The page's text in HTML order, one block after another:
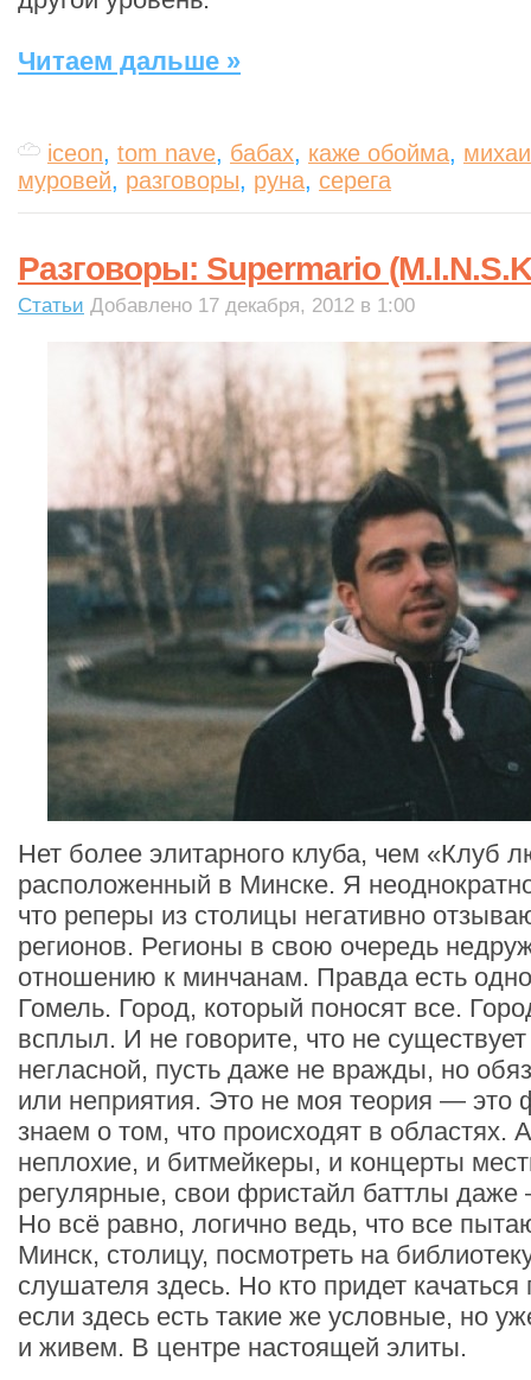
Читаем дальше »
iceon, tom nave, бабах, каже обойма,
муровей, разговоры, руна, серега
Разговоры: Supermario
Статьи Добавлено 17 декабря, 2012 в 1:00
Нет более элитарного клуба, чем «Клуб
расположенный в Минске. Я
что реперы из столицы негативно
регионов. Регионы в свою очередь
отношению к минчанам. Правда есть
Гомель. Город, который поносят все.
всплыл. И не говорите, что не
негласной, пусть даже не вражды, но
или неприятия. Это не моя теория — это
знаем о том, что происходят в областях.
неплохие, и битмейкеры, и концерты
регулярные, свои фристайл баттлы
Но всё равно, логично ведь, что все
Минск, столицу, посмотреть на
слушателя здесь. Но кто придет
если здесь есть такие же условные, но
и живем. В центре настоящей элиты.